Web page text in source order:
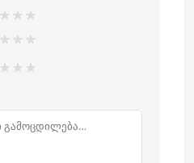
★ ★ ★
★ ★ ★
★ ★ ★